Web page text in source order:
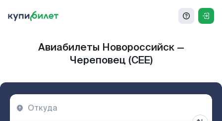
Авиабилеты Новороссийск —
Череповец (CEE)